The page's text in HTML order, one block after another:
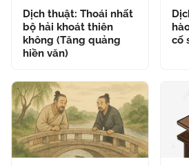
Dịch thuật: Thoái nhất
bộ hải khoát thiên
không (Tăng quảng
hiền văn)
cố